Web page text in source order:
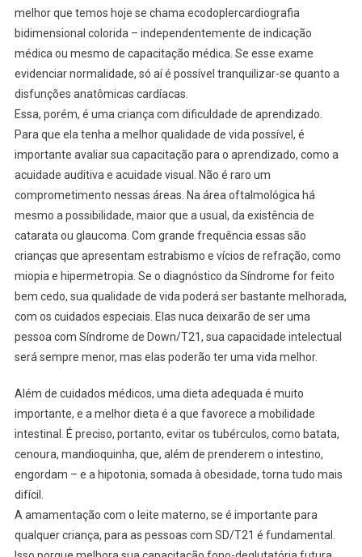
melhor que temos hoje se chama ecodoplercardiografia
bidimensional colorida – independentemente de indicação
médica ou mesmo de capacitação médica. Se esse exame
evidenciar normalidade, só aí é possível tranquilizar-se quanto a
disfunções anatômicas cardíacas.
Essa, porém, é uma criança com dificuldade de aprendizado.
Para que ela tenha a melhor qualidade de vida possível, é
importante avaliar sua capacitação para o aprendizado, como a
acuidade auditiva e acuidade visual. Não é raro um
comprometimento nessas áreas. Na área oftalmológica há
mesmo a possibilidade, maior que a usual, da existência de
catarata ou glaucoma. Com grande frequência essas são
crianças que apresentam estrabismo e vícios de refração, como
miopia e hipermetropia. Se o diagnóstico da Síndrome for feito
bem cedo, sua qualidade de vida poderá ser bastante melhorada,
com os cuidados especiais. Elas nuca deixarão de ser uma
pessoa com Síndrome de Down/T21, sua capacidade intelectual
será sempre menor, mas elas poderão ter uma vida melhor.
Além de cuidados médicos, uma dieta adequada é muito
importante, e a melhor dieta é a que favorece a mobilidade
intestinal. É preciso, portanto, evitar os tubérculos, como batata,
cenoura, mandioquinha, que, além de prenderem o intestino,
engordam – e a hipotonia, somada à obesidade, torna tudo mais
difícil.
A amamentação com o leite materno, se é importante para
qualquer criança, para as pessoas com SD/T21 é fundamental.